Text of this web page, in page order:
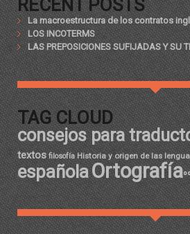
RECENT POSTS
La macroestructura de los contratos
LOS INCOTERMS
LAS PREPOSICIONES SUFIJADAS Y SU
TAG CLOUD
consejos para
textos filosofía Historia y origen de las
españolaOrtografía